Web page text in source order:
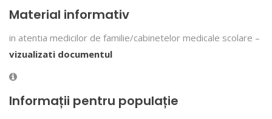
Material informativ
in atentia medicilor de familie/cabinetelor medicale scolare –
vizualizati documentul
Informații pentru populație